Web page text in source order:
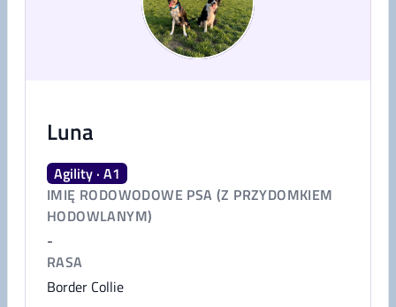
Luna
Agility · A1
IMIĘ RODOWODOWE PSA (Z PRZYDOMKIEM
HODOWLANYM)
-
RASA
Border Collie